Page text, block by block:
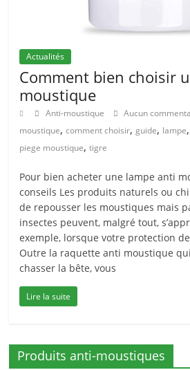
Actualités
Comment bien choisir
moustique
Anti-moustique Aucun
moustique,comment choisir, guide, lampe,
piege moustique,tigre
Pour bien acheter une lampe anti
conseils Les produits naturels ou
de repousser les moustiques mais
insectes peuvent, malgré tout,
exemple, lorsque votre protection
Outre la raquette anti moustique
chasser la bête, vous
Lire la suite
Produits anti-moustiques